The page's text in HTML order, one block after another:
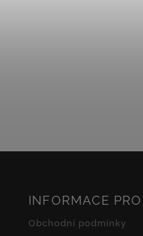
INFORMACE
Obchodní podmínky